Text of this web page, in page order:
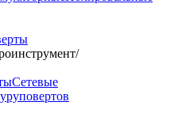
/
Сетевые